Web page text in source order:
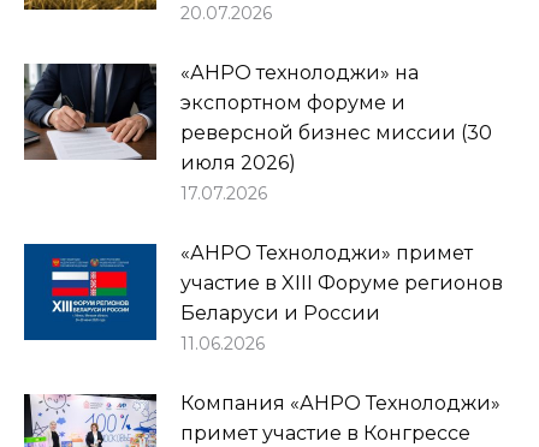
20.07.2026
«АНРО технолоджи» на
экспортном форуме и
реверсной бизнес миссии (30
июля 2026)
17.07.2026
«АНРО Технолоджи» примет
участие в XIII Форуме регионов
Беларуси и России
11.06.2026
Компания «АНРО Технолоджи»
примет участие в Конгрессе